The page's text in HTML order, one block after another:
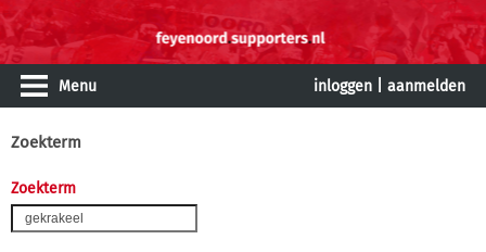
Menu inloggen aanmelden
Zoekterm
Zoekterm